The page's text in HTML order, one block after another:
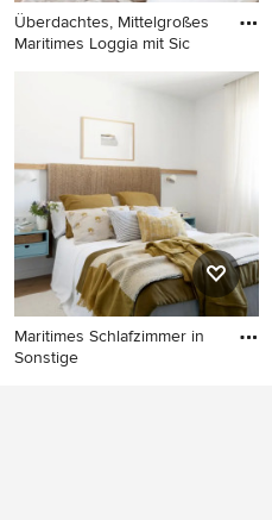
Überdachtes, Mittelgroßes
Maritimes Loggia mit Sic
Überdachtes, Mittelgroßes
Sichtschutz in Hamburg
Maritimes Schlafzimmer in
Sonstige